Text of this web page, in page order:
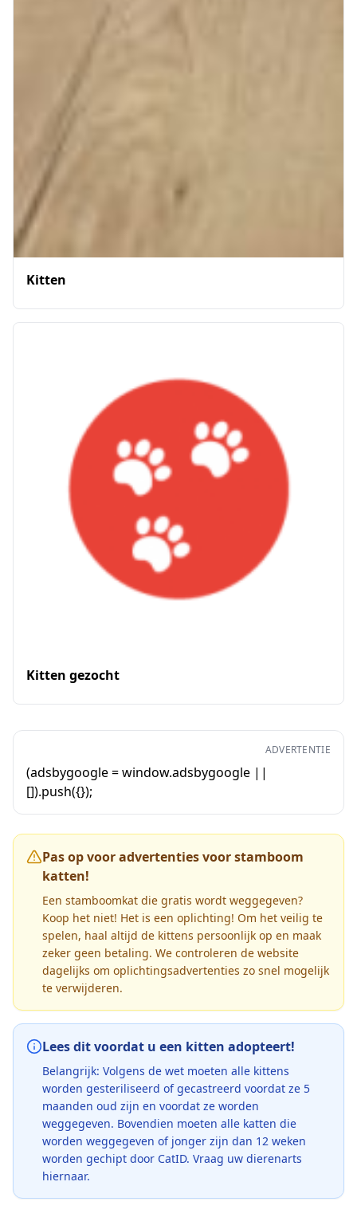
Kitten
Kitten gezocht
ADVERTENTIE
(adsbygoogle = window.adsbygoogle ||
[]).push({});
Pas op voor advertenties voor stamboom
katten!
Een stamboomkat die gratis wordt weggegeven?
Koop het niet! Het is een oplichting! Om het veilig te
spelen, haal altijd de kittens persoonlijk op en maak
zeker geen betaling. We controleren de website
dagelijks om oplichtingsadvertenties zo snel mogelijk
te verwijderen.
Lees dit voordat u een kitten adopteert!
Belangrijk: Volgens de wet moeten alle kittens
worden gesteriliseerd of gecastreerd voordat ze 5
maanden oud zijn en voordat ze worden
weggegeven. Bovendien moeten alle katten die
worden weggegeven of jonger zijn dan 12 weken
worden gechipt door CatID. Vraag uw dierenarts
hiernaar.